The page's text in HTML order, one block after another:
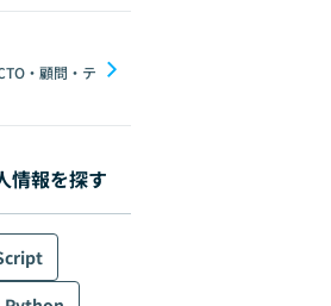
・顧問・テ
情報を探す